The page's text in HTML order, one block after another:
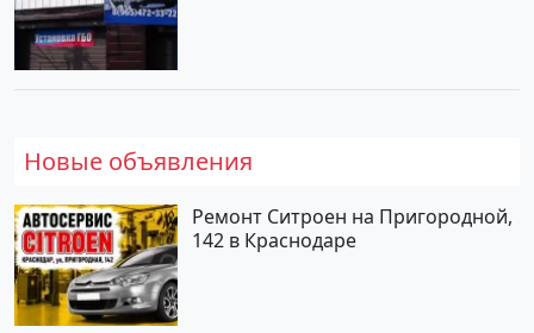
Новые объявления
Ремонт Ситроен на Пригородной,
142 в Краснодаре